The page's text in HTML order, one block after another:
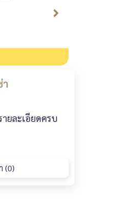
า
ยละเอียดครบ
(0)